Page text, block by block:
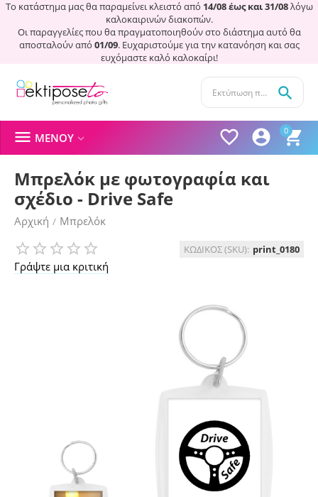
Το κατάστημα μας θα παραμείνει κλειστό από 14/08 έως και 31/08λόγω
καλοκαιρινών διακοπών.
Οι παραγγελίες που θα πραγματοποιηθούν στο διάστημα αυτό θα
αποσταλούν από 01/09. Ευχαριστούμε για την κατανόηση και σας
ευχόμαστε καλό καλοκαίρι!
0




 ΜΕΝΟΎ 
Μπρελόκ με φωτογραφία και
σχέδιο - Drive Safe
Αρχική / Μπρελόκ
Γράψτε μια κριτική
ΚΩΔΙΚΟΣ (SKU): print_0180